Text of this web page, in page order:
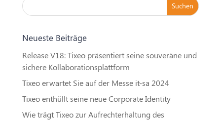
Neueste Beiträge
Release V18: Tixeo präsentiert seine souveräne und
sichere Kollaborationsplattform
Tixeo erwartet Sie auf der Messe it-sa 2024
Tixeo enthüllt seine neue Corporate Identity
Wie trägt Tixeo zur Aufrechterhaltung des